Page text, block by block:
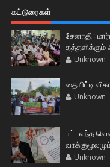
கட்டுரைகள்
சேனாதி :
தத்தளிக்கும்
Unknown
தையிட்டி
Unknown
பட்டலந்த
Unknown